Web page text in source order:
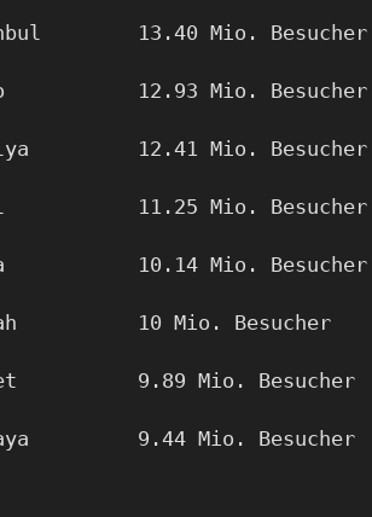
8 	Istanbul 	13.40 Mio. Besucher
9 	Tokyo 		12.93 Mio. Besucher
10 	Antalya 	12.41 Mio. Besucher
11 	Seoul 		11.25 Mio. Besucher
12 	Osaka 		10.14 Mio. Besucher
13 	Makkah 		10 Mio. Besucher
14 	Phuket 		9.89 Mio. Besucher
15 	Pattaya 	9.44 Mio. Besucher